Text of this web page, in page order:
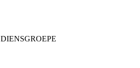
DIENSGROEPE